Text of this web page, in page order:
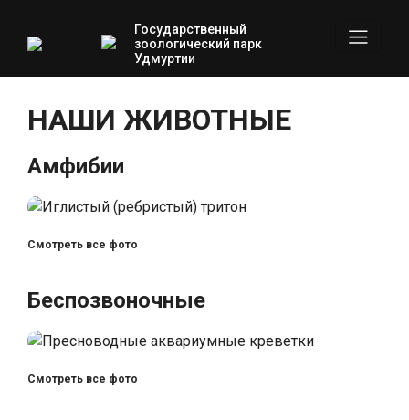
Государственный
зоологический парк
Удмуртии
НАШИ ЖИВОТНЫЕ
Амфибии
Смотреть все фото
Беспозвоночные
Смотреть все фото